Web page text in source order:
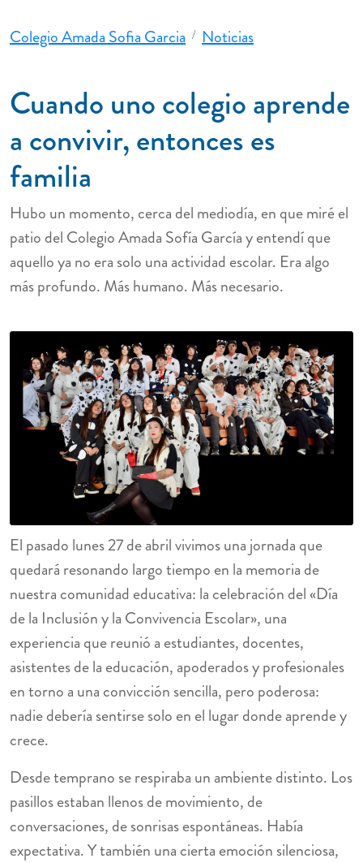
Colegio Amada Sofia Garcia Noticias
Cuando uno colegio aprende
a convivir, entonces es
familia
Hubo un momento, cerca del mediodía, en que miré el
patio del Colegio Amada Sofía García y entendí que
aquello ya no era solo una actividad escolar. Era algo
más profundo. Más humano. Más necesario.
El pasado lunes 27 de abril vivimos una jornada que
quedará resonando largo tiempo en la memoria de
nuestra comunidad educativa: la celebración del «Día
de la Inclusión y la Convivencia Escolar», una
experiencia que reunió a estudiantes, docentes,
asistentes de la educación, apoderados y profesionales
en torno a una convicción sencilla, pero poderosa:
nadie debería sentirse solo en el lugar donde aprende y
crece.
Desde temprano se respiraba un ambiente distinto. Los
pasillos estaban llenos de movimiento, de
conversaciones, de sonrisas espontáneas. Había
expectativa. Y también una cierta emoción silenciosa,